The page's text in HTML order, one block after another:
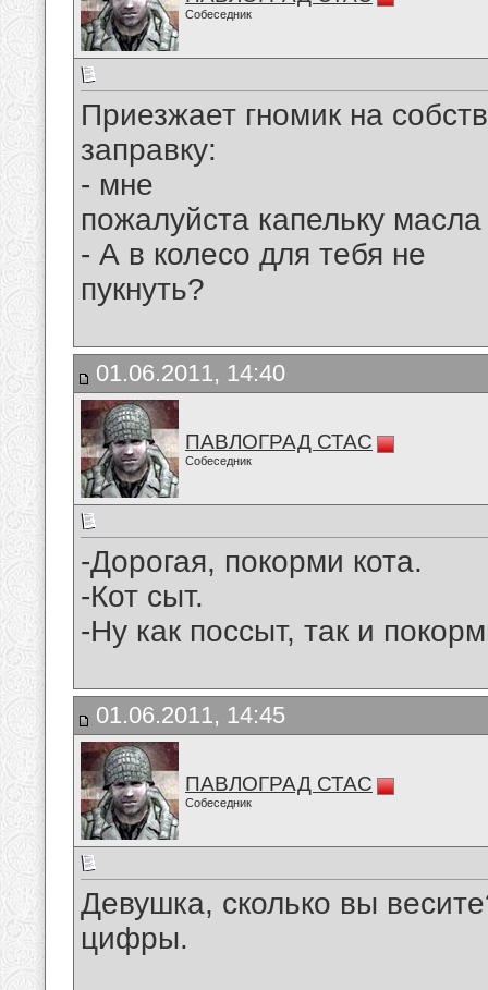
Собеседник
Приезжает гномик на
заправку:
- мне
пожалуйста капельку
- А в колесо для тебя не
пукнуть?
01.06.2011, 14:40
ПАВЛОГРАД СТАС
Собеседник
-Дорогая, покорми кота.
-Кот сыт.
-Ну как поссыт, так и
01.06.2011, 14:45
ПАВЛОГРАД СТАС
Собеседник
Девушка, сколько вы
цифры.